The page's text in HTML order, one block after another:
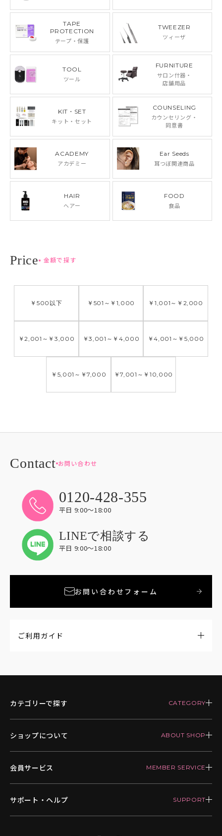
TAPE
PROTECTION
テープ・保護
TWEEZER
ツィーザ
TOOL
ツール
FURNITURE
サロン什器・
店舗用品
KIT・SET
キット・セット
COUNSELING
カウンセリング・
同意書
ACADEMY
アカデミー
Ear Seeds
耳つぼ関連商品
HAIR
ヘアー
FOOD
食品
金額で探す
￥500 以下 ￥501 ～ ￥1,000 ￥1,001 ～ ￥2,000
￥2,001 ～ ￥3,000 ￥3,001 ～ ￥4,000 ￥4,001 ～ ￥5,000
￥5,001 ～ ￥7,000 ￥7,001 ～ ￥10,000
お問い合わせ
0120-428-355
平日 9:00〜18:00
LINEで相談する
平日 9:00〜18:00
お問い合わせフォーム
ご利用ガイド
カテゴリーで探す
ショップについて
会員サービス
サポート・ヘルプ